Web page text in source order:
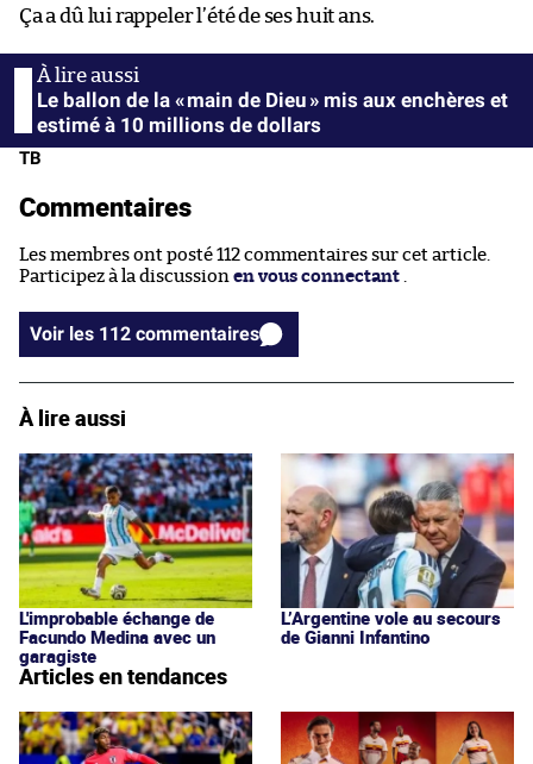
Ça a dû lui rappeler l’été de ses huit ans.
Le ballon de la « main de Dieu » mis aux enchères et
estimé à 10 millions de dollars
TB
Commentaires
Les membres ont posté 112 commentaires sur cet article.
Participez à la discussion en vous connectant
Voir les 112 commentaires
À lire aussi
L'improbable échange de
Facundo Medina avec un
garagiste
L’Argentine vole au secours
de Gianni Infantino
Articles en tendances